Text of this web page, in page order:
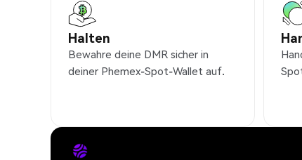
Halten
Bewahre deine DMR sicher in
deiner Phemex-Spot-Wallet auf.